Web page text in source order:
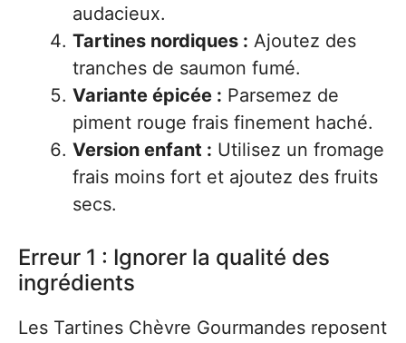
audacieux.
Tartines nordiques : Ajoutez des
tranches de saumon fumé.
Variante épicée : Parsemez de
piment rouge frais finement haché.
Version enfant : Utilisez un fromage
frais moins fort et ajoutez des fruits
secs.
Erreur 1 : Ignorer la qualité des
ingrédients
Les Tartines Chèvre Gourmandes reposent